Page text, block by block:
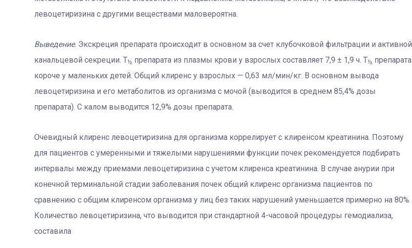
левоцетиризина с другими веществами маловероятна.
Выведение. Экскреция препарата происходит в основном за счет клубочковой фильтрации и активной
канальцевой секреции. Т½ препарата из плазмы крови у взрослых составляет 7,9 ± 1,9 ч. Т½ препарата
короче у маленьких детей. Общий клиренс у взрослых — 0,63 мл/мин/кг. В основном вывода
левоцетиризина и его метаболитов из организма с мочой (выводится в среднем 85,4% дозы
препарата). С калом выводится 12,9% дозы препарата.
Очевидный клиренс левоцетиризина для организма коррелирует с клиренсом креатинина. Поэтому
для пациентов с умеренными и тяжелыми нарушениями функции почек рекомендуется подбирать
интервалы между приемами левоцетиризина с учетом клиренса креатинина. В случае анурии при
конечной терминальной стадии заболевания почек общий клиренс организма пациентов по
сравнению с общим клиренсом организма у лиц без таких нарушений уменьшается примерно на 80%.
Количество левоцетиризина, что выводится при стандартной 4-часовой процедуры гемодиализа,
составила